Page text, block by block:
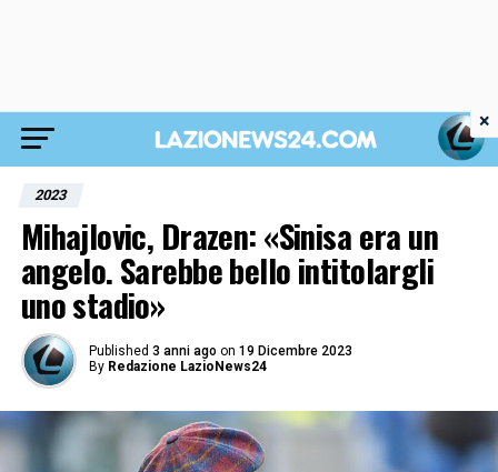
2023
Mihajlovic, Drazen: «Sinisa era un
angelo. Sarebbe bello intitolargli
uno stadio»
Published 3 anni ago on 19 Dicembre 2023
By Redazione LazioNews24
×